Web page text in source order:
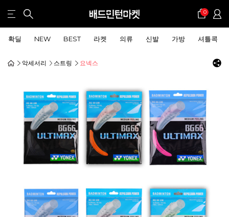
0
확딜 NEW BEST 라켓 의류 신발 가방 셔틀콕
악세서리 스트링 요넥스